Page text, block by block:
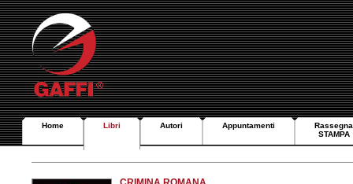
Home Libri Autori Appuntamenti
Rassegna
STAMPA